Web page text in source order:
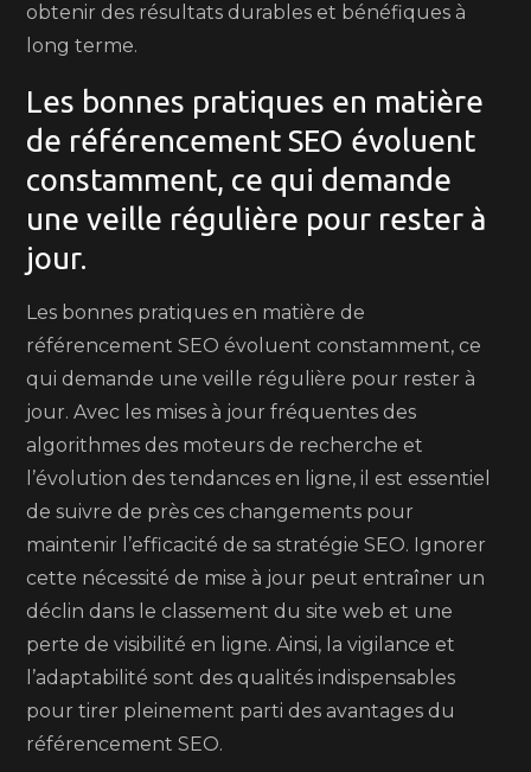
obtenir des résultats durables et bénéfiques à
long terme.
Les bonnes pratiques en matière
de référencement SEO évoluent
constamment, ce qui demande
une veille régulière pour rester à
jour.
Les bonnes pratiques en matière de
référencement SEO évoluent constamment, ce
qui demande une veille régulière pour rester à
jour. Avec les mises à jour fréquentes des
algorithmes des moteurs de recherche et
l’évolution des tendances en ligne, il est essentiel
de suivre de près ces changements pour
maintenir l’efficacité de sa stratégie SEO. Ignorer
cette nécessité de mise à jour peut entraîner un
déclin dans le classement du site web et une
perte de visibilité en ligne. Ainsi, la vigilance et
l’adaptabilité sont des qualités indispensables
pour tirer pleinement parti des avantages du
référencement SEO.